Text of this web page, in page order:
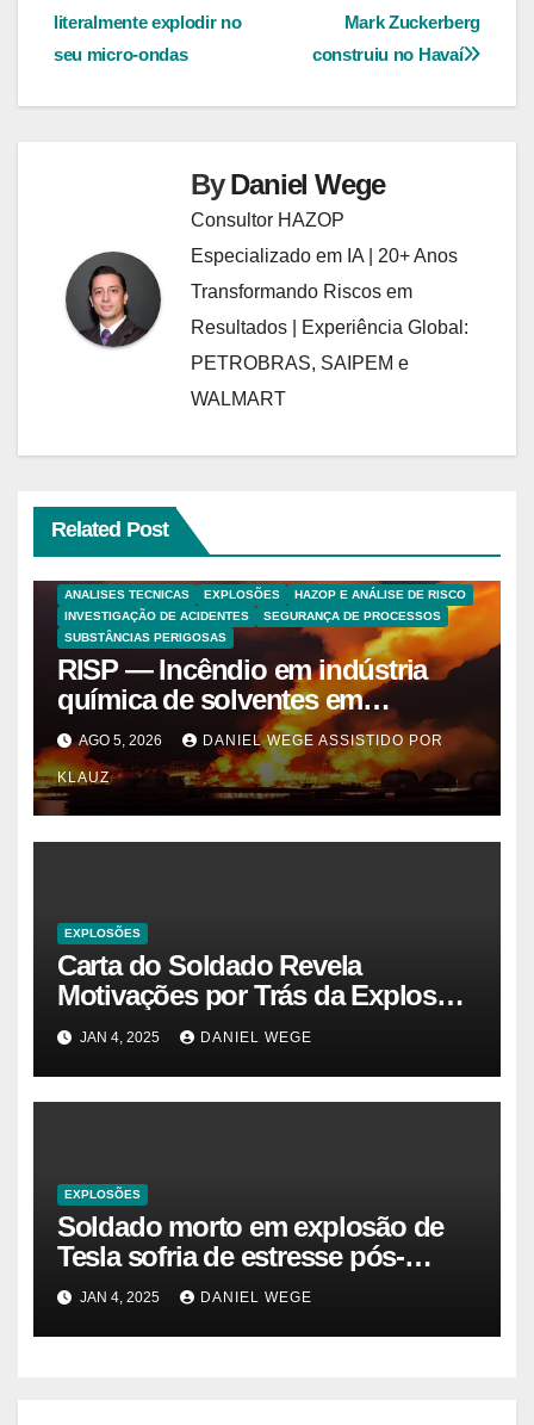
de
Post
Mark Zuckerberg
construiu no Havaí
literalmente explodir no
seu micro-ondas
ByDaniel Wege
Consultor HAZOP
Especializado em IA | 20+ Anos
Transformando Riscos em
Resultados | Experiência Global:
PETROBRAS, SAIPEM e
WALMART
Related Post
ANALISES TECNICAS EXPLOSÕES
HAZOP E ANÁLISE DE RISCO
INVESTIGAÇÃO DE ACIDENTES
SEGURANÇA DE PROCESSOS
SUBSTÂNCIAS PERIGOSAS
RISP — Incêndio em indústria
química de solventes em
Itaquaquecetuba/SP
(UNIQUIMA/Quema)
AGO 5, 2026 DANIEL WEGE ASSISTIDO POR
KLAUZ
EXPLOSÕES
Carta do Soldado Revela
Motivações por Trás da Explosão
do Cybertruck em Las Vegas –
Gazeta Brasil
JAN 4, 2025 DANIEL WEGE
EXPLOSÕES
Soldado morto em explosão de
Tesla sofria de estresse pós-
traumático e temia ‘colapso’ dos
EUA
JAN 4, 2025 DANIEL WEGE